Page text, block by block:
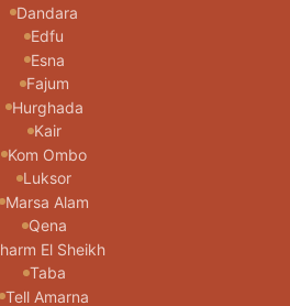
Dandara
Edfu
Esna
Fajum
Hurghada
Kair
Kom Ombo
Luksor
Marsa Alam
Qena
El Sheikh
Taba
Tell Amarna